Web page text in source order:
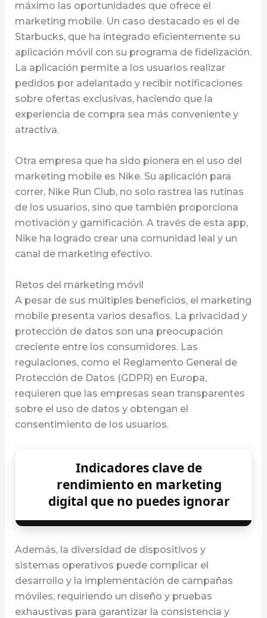
máximo las oportunidades que ofrece el
marketing mobile. Un caso destacado es el de
Starbucks, que ha integrado eficientemente su
aplicación móvil con su programa de fidelización.
La aplicación permite a los usuarios realizar
pedidos por adelantado y recibir notificaciones
sobre ofertas exclusivas, haciendo que la
experiencia de compra sea más conveniente y
atractiva.
Otra empresa que ha sido pionera en el uso del
marketing mobile es Nike. Su aplicación para
correr, Nike Run Club, no solo rastrea las rutinas
de los usuarios, sino que también proporciona
motivación y gamificación. A través de esta app,
Nike ha logrado crear una comunidad leal y un
canal de marketing efectivo.
Retos del marketing móvil
A pesar de sus múltiples beneficios, el marketing
mobile presenta varios desafíos. La privacidad y
protección de datos son una preocupación
creciente entre los consumidores. Las
regulaciones, como el Reglamento General de
Protección de Datos (GDPR) en Europa,
requieren que las empresas sean transparentes
sobre el uso de datos y obtengan el
consentimiento de los usuarios.
Indicadores clave de
rendimiento en marketing
digital que no puedes ignorar
Además, la diversidad de dispositivos y
sistemas operativos puede complicar el
desarrollo y la implementación de campañas
móviles, requiriendo un diseño y pruebas
exhaustivas para garantizar la consistencia y